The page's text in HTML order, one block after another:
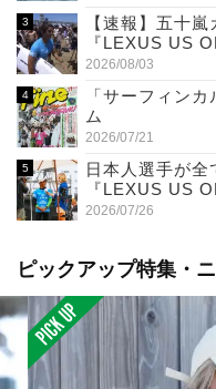
【速報】五十
『LEXUS US
2026/08/03
「サーフィン
ム
2026/07/21
日本人選手が全
『LEXUS US
2026/07/26
ピックアップ特集・